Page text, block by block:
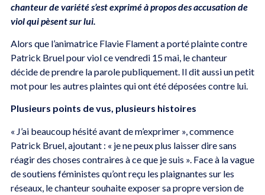
chanteur de variété s’est exprimé à propos des accusation de
viol qui pèsent sur lui.
Alors que l’animatrice Flavie Flament a porté plainte contre
Patrick Bruel pour viol ce vendredi 15 mai, le chanteur
décide de prendre la parole publiquement. Il dit aussi un petit
mot pour les autres plaintes qui ont été déposées contre lui.
Plusieurs points de vus, plusieurs histoires
« J’ai beaucoup hésité avant de m’exprimer », commence
Patrick Bruel, ajoutant : « je ne peux plus laisser dire sans
réagir des choses contraires à ce que je suis ». Face à la vague
de soutiens féministes qu’ont reçu les plaignantes sur les
réseaux, le chanteur souhaite exposer sa propre version de